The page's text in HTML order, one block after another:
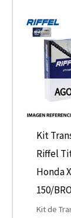
Kit
Riffel
Honda
150/
Kit de